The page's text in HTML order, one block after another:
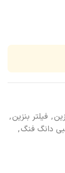
, فیلتر بنزین,
دانگ فنگ,